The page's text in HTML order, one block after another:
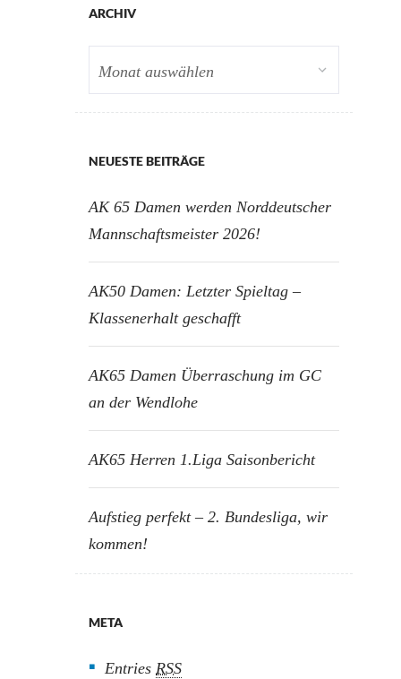
ARCHIV
NEUESTE BEITRÄGE
AK 65 Damen werden Norddeutscher
Mannschaftsmeister 2026!
AK50 Damen: Letzter Spieltag –
Klassenerhalt geschafft
AK65 Damen Überraschung im GC
an der Wendlohe
AK65 Herren 1.Liga Saisonbericht
Aufstieg perfekt – 2. Bundesliga, wir
kommen!
META
Entries RSS